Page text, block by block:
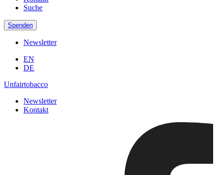
Suche
Spenden
Newsletter
EN
DE
Unfairtobacco
Newsletter
Kontakt